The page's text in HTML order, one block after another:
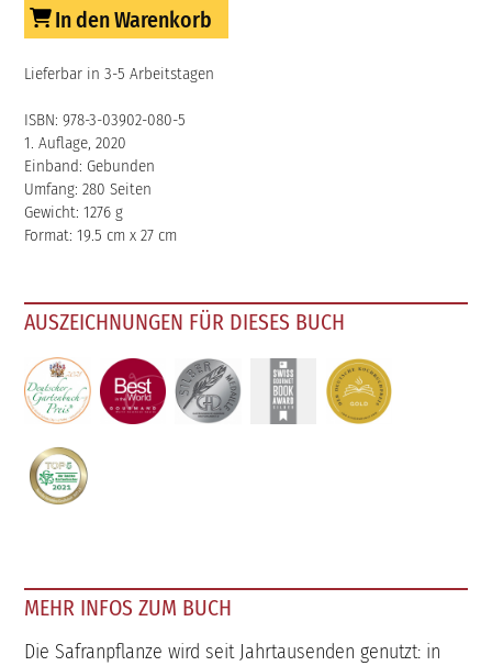
In den Warenkorb
Lieferbar in 3-5 Arbeitstagen
ISBN: 978-3-03902-080-5
1. Auflage, 2020
Einband: Gebunden
Umfang: 280 Seiten
Gewicht: 1276 g
Format: 19.5 cm x 27 cm
AUSZEICHNUNGEN FÜR DIESES BUCH
MEHR INFOS ZUM BUCH
Die Safranpflanze wird seit Jahrtausenden genutzt: in